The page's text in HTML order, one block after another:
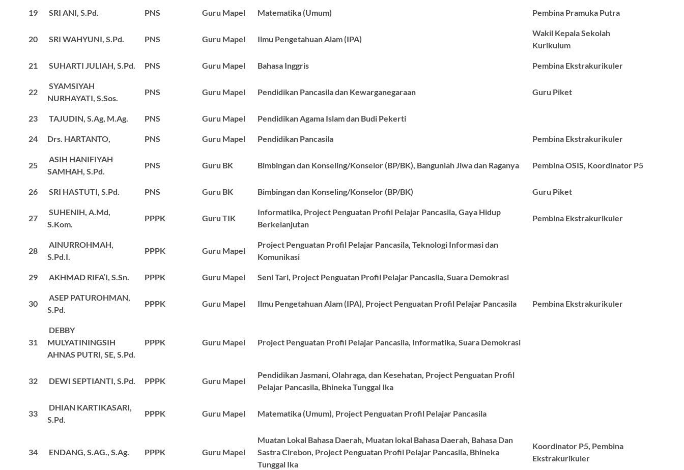
19 SRI ANI, S.Pd. PNS Guru Mapel Matematika (Umum) Pembina Pramuka Putra
20 SRI WAHYUNI, S.Pd. PNS Guru Mapel Ilmu Pengetahuan Alam (IPA)
Wakil Kepala Sekolah
Kurikulum
21 SUHARTI JULIAH, S.Pd. PNS Guru Mapel Bahasa Inggris Pembina Ekstrakurikuler
22
SYAMSIYAH
NURHAYATI, S.Sos.
PNS Guru Mapel Pendidikan Pancasila dan Kewarganegaraan Guru Piket
23 TAJUDIN, S.Ag, M.Ag. PNS Guru Mapel Pendidikan Agama Islam dan Budi Pekerti
24 Drs. HARTANTO, PNS Guru Mapel Pendidikan Pancasila Pembina Ekstrakurikuler
25
ASIH HANIFIYAH
SAMHAH, S.Pd.
PNS Guru BK Bimbingan dan Konseling/Konselor (BP/BK), Bangunlah Jiwa dan Raganya Pembina OSIS, Koordinator P5
26 SRI HASTUTI, S.Pd. PNS Guru BK Bimbingan dan Konseling/Konselor (BP/BK) Guru Piket
27
SUHENIH, A.Md,
S.Kom.
PPPK Guru TIK
Informatika, Project Penguatan Profil Pelajar Pancasila, Gaya Hidup
Berkelanjutan
Pembina Ekstrakurikuler
28
AINURROHMAH,
S.Pd.I.
PPPK Guru Mapel
Project Penguatan Profil Pelajar Pancasila, Teknologi Informasi dan
Komunikasi
29 AKHMAD RIFA’I, S.Sn. PPPK Guru Mapel Seni Tari, Project Penguatan Profil Pelajar Pancasila, Suara Demokrasi
30
ASEP PATUROHMAN,
S.Pd.
PPPK Guru Mapel Ilmu Pengetahuan Alam (IPA), Project Penguatan Profil Pelajar Pancasila Pembina Ekstrakurikuler
31
DEBBY
MULYATININGSIH
AHNAS PUTRI, SE, S.Pd.
PPPK Guru Mapel Project Penguatan Profil Pelajar Pancasila, Informatika, Suara Demokrasi
32 DEWI SEPTIANTI, S.Pd. PPPK Guru Mapel
Pendidikan Jasmani, Olahraga, dan Kesehatan, Project Penguatan Profil
Pelajar Pancasila, Bhineka Tunggal Ika
33
DHIAN KARTIKASARI,
S.Pd.
PPPK Guru Mapel Matematika (Umum), Project Penguatan Profil Pelajar Pancasila
34 ENDANG, S.AG., S.Ag. PPPK Guru Mapel
Muatan Lokal Bahasa Daerah, Muatan lokal Bahasa Daerah, Bahasa Dan
Sastra Cirebon, Project Penguatan Profil Pelajar Pancasila, Bhineka
Tunggal Ika
Koordinator P5, Pembina
Ekstrakurikuler